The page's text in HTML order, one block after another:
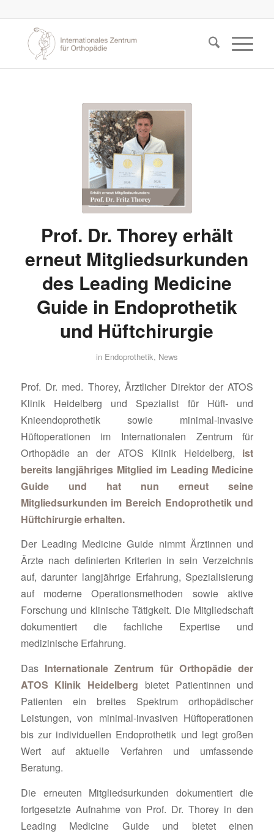
Prof. Dr. Thorey erhält
erneut Mitgliedsurkunden
des Leading Medicine
Guide in Endoprothetik
und Hüftchirurgie
in Endoprothetik, News
Prof. Dr. med. Thorey, Ärztlicher Direktor der ATOS
Klinik Heidelberg und Spezialist für Hüft- und
Knieendoprothetik sowie minimal-invasive
Hüftoperationen im Internationalen Zentrum für
Orthopädie an der ATOS Klinik Heidelberg, ist
bereits langjähriges Mitglied im Leading Medicine
Guide und hat nun erneut seine
Mitgliedsurkunden im Bereich Endoprothetik und
Hüftchirurgie erhalten.
Der Leading Medicine Guide nimmt Ärztinnen und
Ärzte nach definierten Kriterien in sein Verzeichnis
auf, darunter langjährige Erfahrung, Spezialisierung
auf moderne Operationsmethoden sowie aktive
Forschung und klinische Tätigkeit. Die Mitgliedschaft
dokumentiert die fachliche Expertise und
medizinische Erfahrung.
Das Internationale Zentrum für Orthopädie der
ATOS Klinik Heidelberg bietet Patientinnen und
Patienten ein breites Spektrum orthopädischer
Leistungen, von minimal-invasiven Hüftoperationen
bis zur individuellen Endoprothetik und legt großen
Wert auf aktuelle Verfahren und umfassende
Beratung.
Die erneuten Mitgliedsurkunden dokumentiert die
fortgesetzte Aufnahme von Prof. Dr. Thorey in den
Leading Medicine Guide und bietet einen